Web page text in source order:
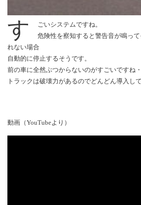
す
ごいシステムですね。
危険性を察知すると警告音が鳴っ
れない場合
自動的に停止するそうです。
前の車に全然ぶつからないのがすごいですね・
トラックは破壊力があるのでどんどん導入し
動画（YouTubeより）